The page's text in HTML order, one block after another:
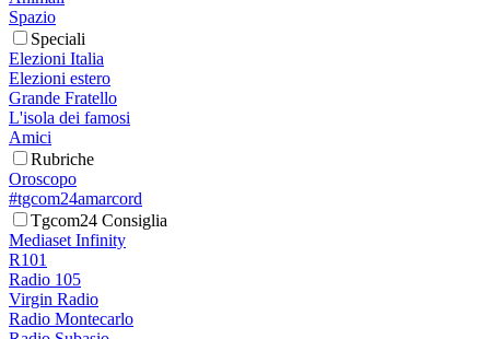
Spazio
Speciali
Elezioni Italia
Elezioni estero
Grande Fratello
L'isola dei famosi
Amici
Rubriche
Oroscopo
#tgcom24amarcord
Tgcom24 Consiglia
Mediaset Infinity
R101
Radio 105
Virgin Radio
Radio Montecarlo